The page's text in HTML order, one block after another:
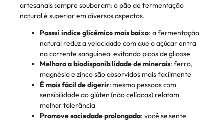
artesanais sempre souberam: o pão de fermentação
natural é superior em diversos aspectos.
Possui índice glicêmico mais baixo: a fermentação
natural reduz a velocidade com que o açúcar entra
na corrente sanguínea, evitando picos de glicose
Melhora a biodisponibilidade de minerais: ferro,
magnésio e zinco são absorvidos mais facilmente
É mais fácil de digerir: mesmo pessoas com
sensibilidade ao glúten (não celíacas) relatam
melhor tolerância
Promove saciedade prolongada: você se sente